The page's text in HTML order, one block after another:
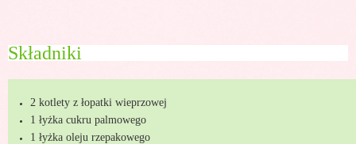
Składniki
2 kotlety z łopatki wieprzowej
1 łyżka cukru palmowego
1 łyżka oleju rzepakowego